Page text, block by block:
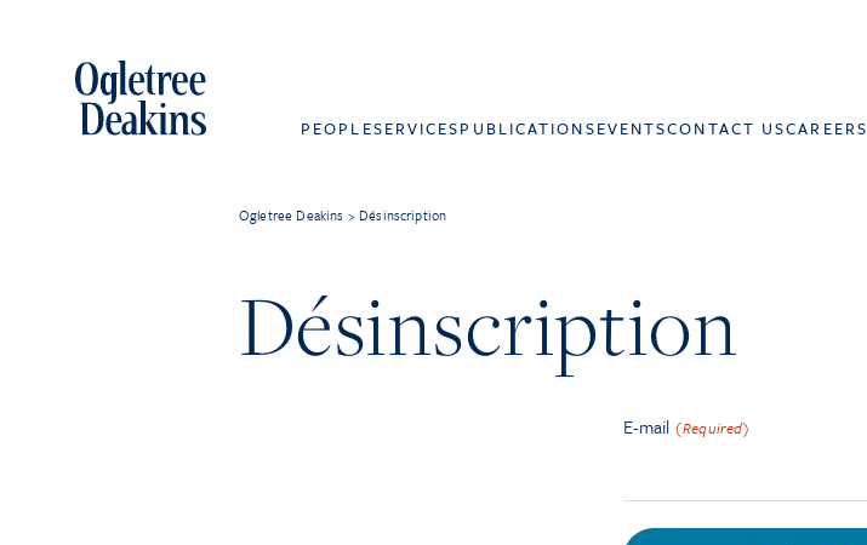
PEOPLESERVICESPUBLICATIONSEVENTSCONTACT USCAREERS
Ogletree Deakins > Désinscription
Désinscription
E-mail (Required)